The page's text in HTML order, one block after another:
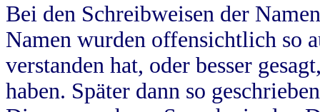
Bei den Schreibweisen der
Namen wurden offensichtlich so
verstanden hat, oder besser
haben. Später dann so